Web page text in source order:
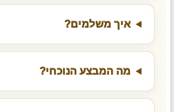
איך משלמים?
מה המבצע הנוכחי?